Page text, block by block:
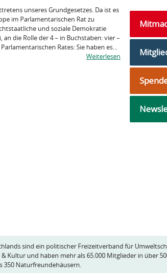
unseres Grundgesetzes. Da ist es
im Parlamentarischen Rat zu
und soziale Demokratie
die Rolle der 4 – in Buchstaben: vier –
Rates: Sie haben es...
Weiterlesen
sind ein politischer Freizeitverband für
Kultur und haben mehr als 65.000 Mitglieder in über
350 Naturfreundehäusern.